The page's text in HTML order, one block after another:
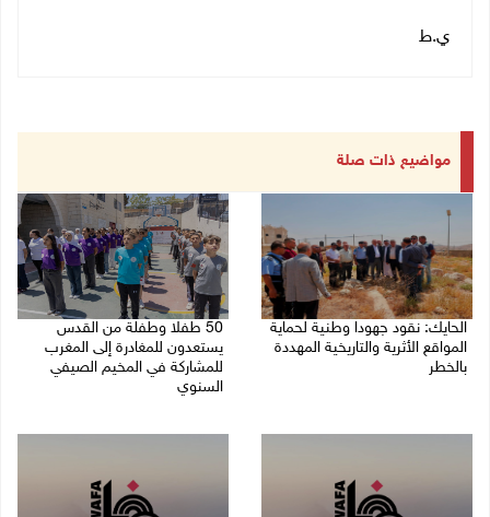
ي.ط
مواضيع ذات صلة
الحايك: نقود جهودا وطنية لحماية
المواقع الأثرية والتاريخية المهددة
بالخطر
50 طفلا وطفلة من القدس
يستعدون للمغادرة إلى المغرب
للمشاركة في المخيم الصيفي
السنوي